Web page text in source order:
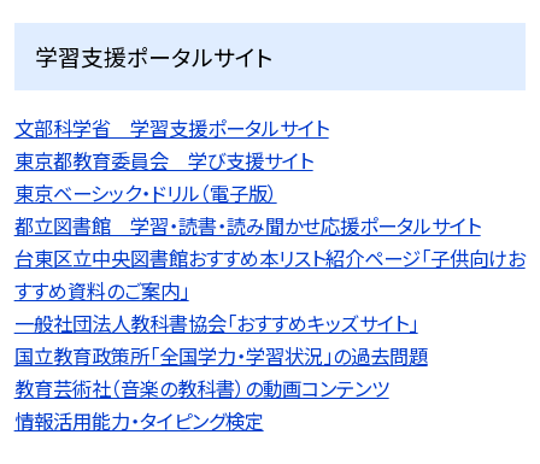
学習支援ポータルサイト
文部科学省 学習支援ポータルサイト
東京都教育委員会 学び支援サイト
東京ベーシック・ドリル（電子版）
都立図書館 学習・読書・読み聞かせ応援ポータルサイト
台東区立中央図書館おすすめ本リスト紹介ページ「子供向けお
すすめ資料のご案内」
一般社団法人教科書協会「おすすめキッズサイト」
国立教育政策所「全国学力・学習状況」の過去問題
教育芸術社（音楽の教科書）の動画コンテンツ
情報活用能力・タイピング検定